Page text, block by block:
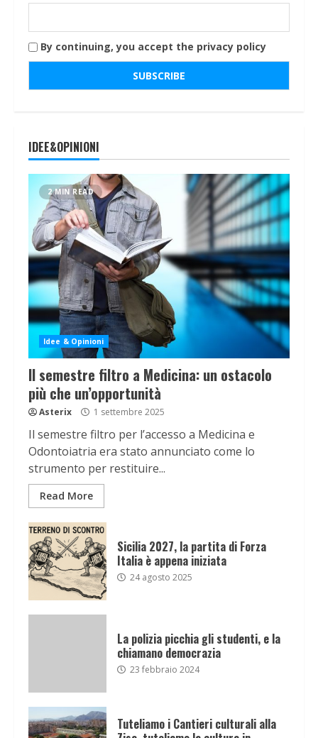
By continuing, you accept the privacy policy
IDEE&OPINIONI
2 MIN READ
Idee & Opinioni
Il semestre filtro a Medicina: un ostacolo
più che un’opportunità
Asterix 1 settembre 2025
Il semestre filtro per l’accesso a Medicina e
Odontoiatria era stato annunciato come lo
strumento per restituire...
Read More
Sicilia 2027, la partita di Forza
Italia è appena iniziata
24 agosto 2025
La polizia picchia gli studenti, e la
chiamano democrazia
23 febbraio 2024
Tuteliamo i Cantieri culturali alla